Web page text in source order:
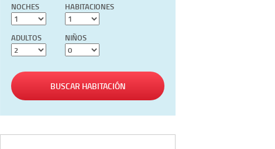
NOCHES HABITACIONES
ADULTOS NIÑOS
BUSCAR HABITACIÓN